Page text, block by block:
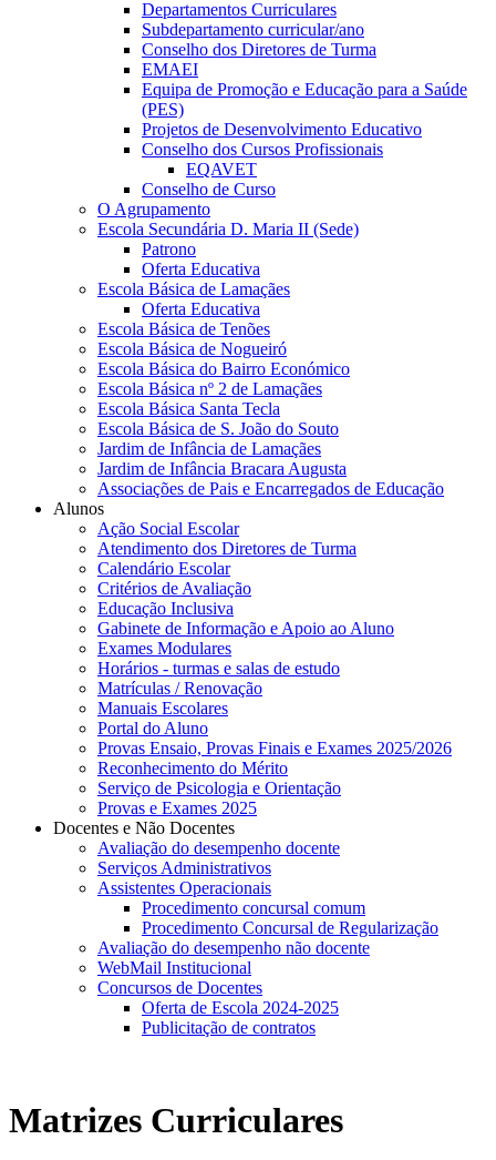
Departamentos Curriculares
Subdepartamento curricular/ano
Conselho dos Diretores de Turma
EMAEI
Equipa de Promoção e Educação para a Saúde
(PES)
Projetos de Desenvolvimento Educativo
Conselho dos Cursos Profissionais
EQAVET
Conselho de Curso
O Agrupamento
Escola Secundária D. Maria II (Sede)
Patrono
Oferta Educativa
Escola Básica de Lamaçães
Oferta Educativa
Escola Básica de Tenões
Escola Básica de Nogueiró
Escola Básica do Bairro Económico
Escola Básica nº 2 de Lamaçães
Escola Básica Santa Tecla
Escola Básica de S. João do Souto
Jardim de Infância de Lamaçães
Jardim de Infância Bracara Augusta
Associações de Pais e Encarregados de Educação
Alunos
Ação Social Escolar
Atendimento dos Diretores de Turma
Calendário Escolar
Critérios de Avaliação
Educação Inclusiva
Gabinete de Informação e Apoio ao Aluno
Exames Modulares
Horários - turmas e salas de estudo
Matrículas / Renovação
Manuais Escolares
Portal do Aluno
Provas Ensaio, Provas Finais e Exames 2025/2026
Reconhecimento do Mérito
Serviço de Psicologia e Orientação
Provas e Exames 2025
Docentes e Não Docentes
Avaliação do desempenho docente
Serviços Administrativos
Assistentes Operacionais
Procedimento concursal comum
Procedimento Concursal de Regularização
Avaliação do desempenho não docente
WebMail Institucional
Concursos de Docentes
Oferta de Escola 2024-2025
Publicitação de contratos
Matrizes Curriculares